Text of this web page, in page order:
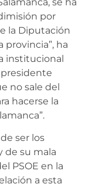
por
la Diputación
provincia”, ha
institucional
presidente
no sale del
hacerse la
ser los
de su mala
PSOE en la
a esta